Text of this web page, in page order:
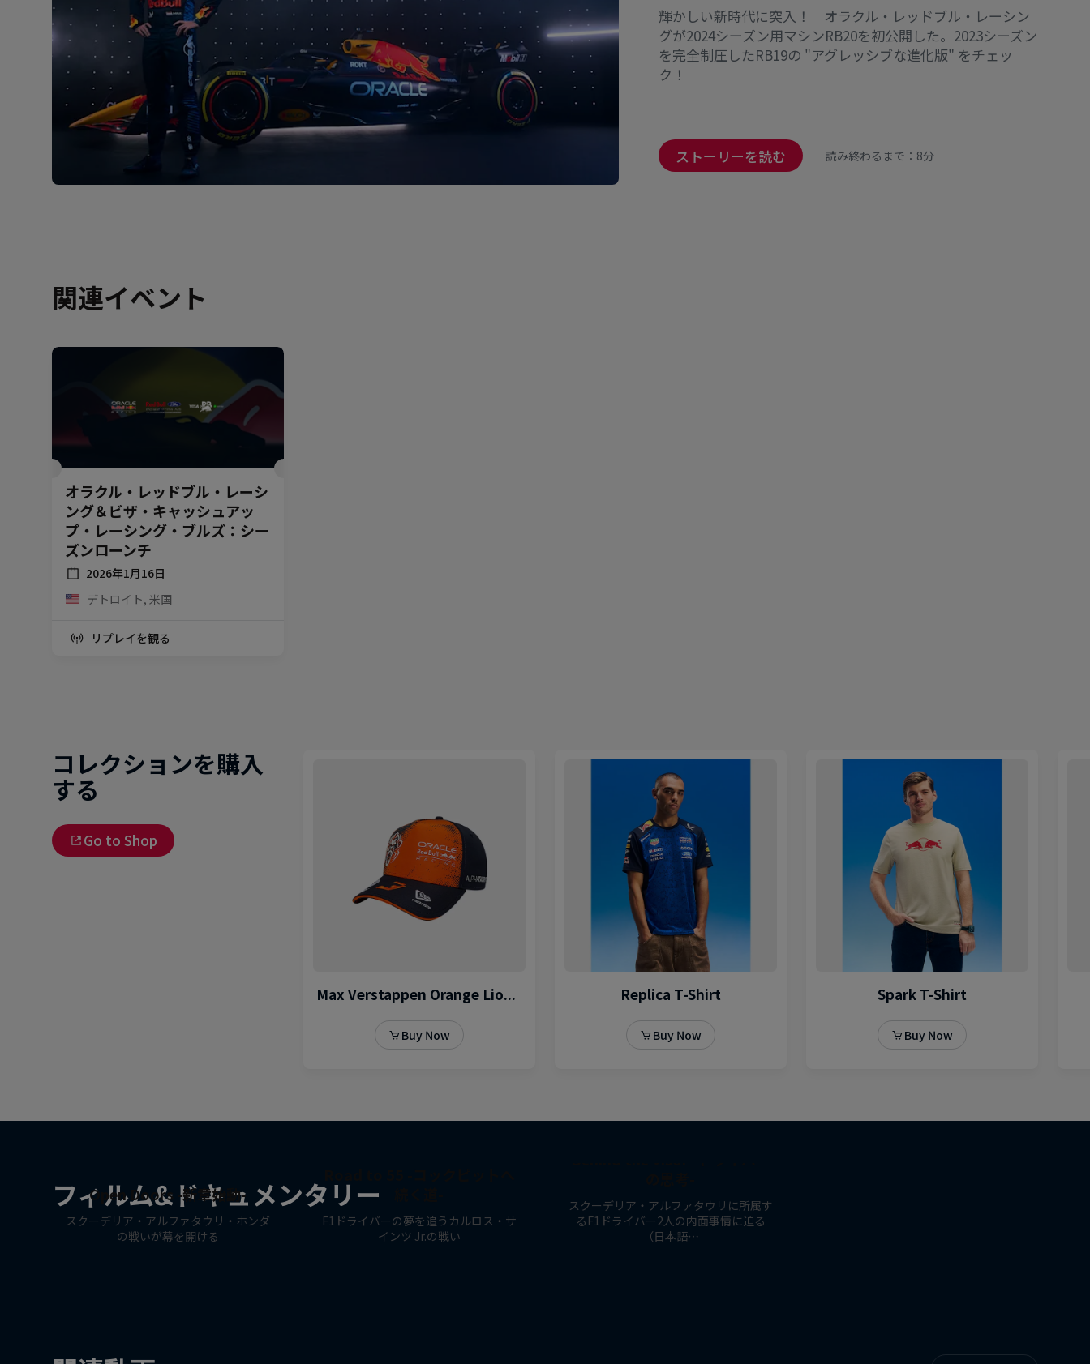
輝かしい新時代に突入！ オラクル・レッドブル・レーシン
グが2024シーズン用マシンRB20を初公開した。2023シーズン
を完全制圧したRB19の "アグレッシブな進化版" をチェッ
ク！
ストーリーを読む 読み終わるまで：8分
関連イベント
オラクル・レッドブル・レーシ
ング＆ビザ・キャッシュアッ
プ・レーシング・ブルズ：シー
ズンローンチ
2026年1月16日
デトロイト, 米国
リプレイを観る
コレクションを購入
する
Go to Shop
フィルム&ドキュメンタリー
Open Doors -新章始動-
スクーデリア・アルファタウリ・ホンダ
の戦いが幕を開ける
F1ドライバーの夢を追うカルロス・サ
インツ Jr.の戦い
スクーデリア・アルファタウリに所属す
るF1ドライバー2人の内面事情に迫る
（日本語…